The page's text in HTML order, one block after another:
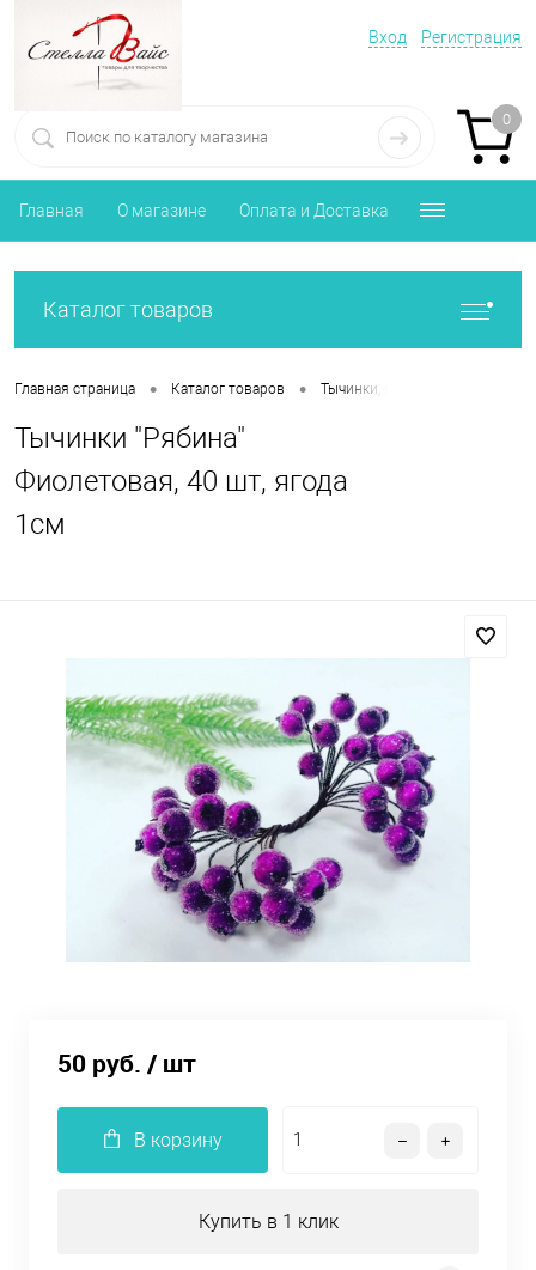
Вход Регистрация
0
Главная О магазине Оплата и Доставка
Каталог товаров
Главная страница • Каталог товаров • Тычинки, ягоды, фрукты, овощи
Тычинки "Рябина"
Фиолетовая, 40 шт, ягода
1см
50 руб. / шт
В корзину
Купить в 1 клик